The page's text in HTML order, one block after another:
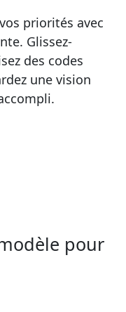
priorités avec
Glissez-
des codes
une vision
pour